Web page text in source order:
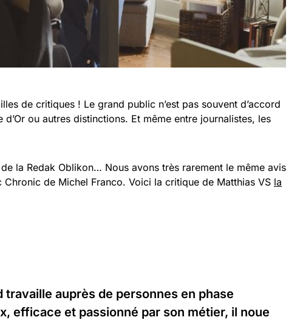
de critiques ! Le grand public n’est pas souvent d’accord
ou autres distinctions. Et même entre journalistes, les
la Redak Oblikon… Nous avons très rarement le même avis
Chronic de Michel Franco. Voici la critique de Matthias VS la
auprès de personnes en phase
efficace et passionné par son métier, il noue